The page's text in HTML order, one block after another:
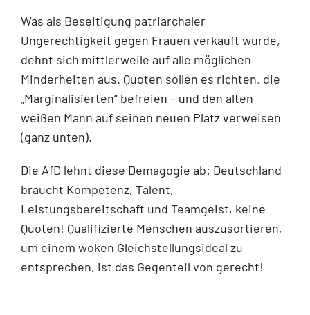
Was als Beseitigung patriarchaler
Ungerechtigkeit gegen Frauen verkauft wurde,
dehnt sich mittlerweile auf alle möglichen
Minderheiten aus. Quoten sollen es richten, die
„Marginalisierten“ befreien – und den alten
weißen Mann auf seinen neuen Platz verweisen
(ganz unten).
Die AfD lehnt diese Demagogie ab: Deutschland
braucht Kompetenz, Talent,
Leistungsbereitschaft und Teamgeist, keine
Quoten! Qualifizierte Menschen auszusortieren,
um einem woken Gleichstellungsideal zu
entsprechen, ist das Gegenteil von gerecht!